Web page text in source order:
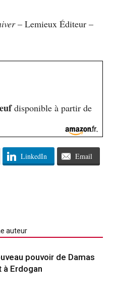
– Lemieux Éditeur –
disponible à partir de
LinkedIn Email
auteur
pouvoir de Damas
à Erdogan